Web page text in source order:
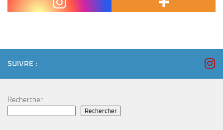
de Karim, un fabricant de prothèses...
SUIVRE :
Rechercher
Rechercher